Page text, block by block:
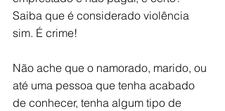
Saiba que é considerado violência
sim. É crime!
Não ache que o namorado, marido, ou
até uma pessoa que tenha acabado
de conhecer, tenha algum tipo de